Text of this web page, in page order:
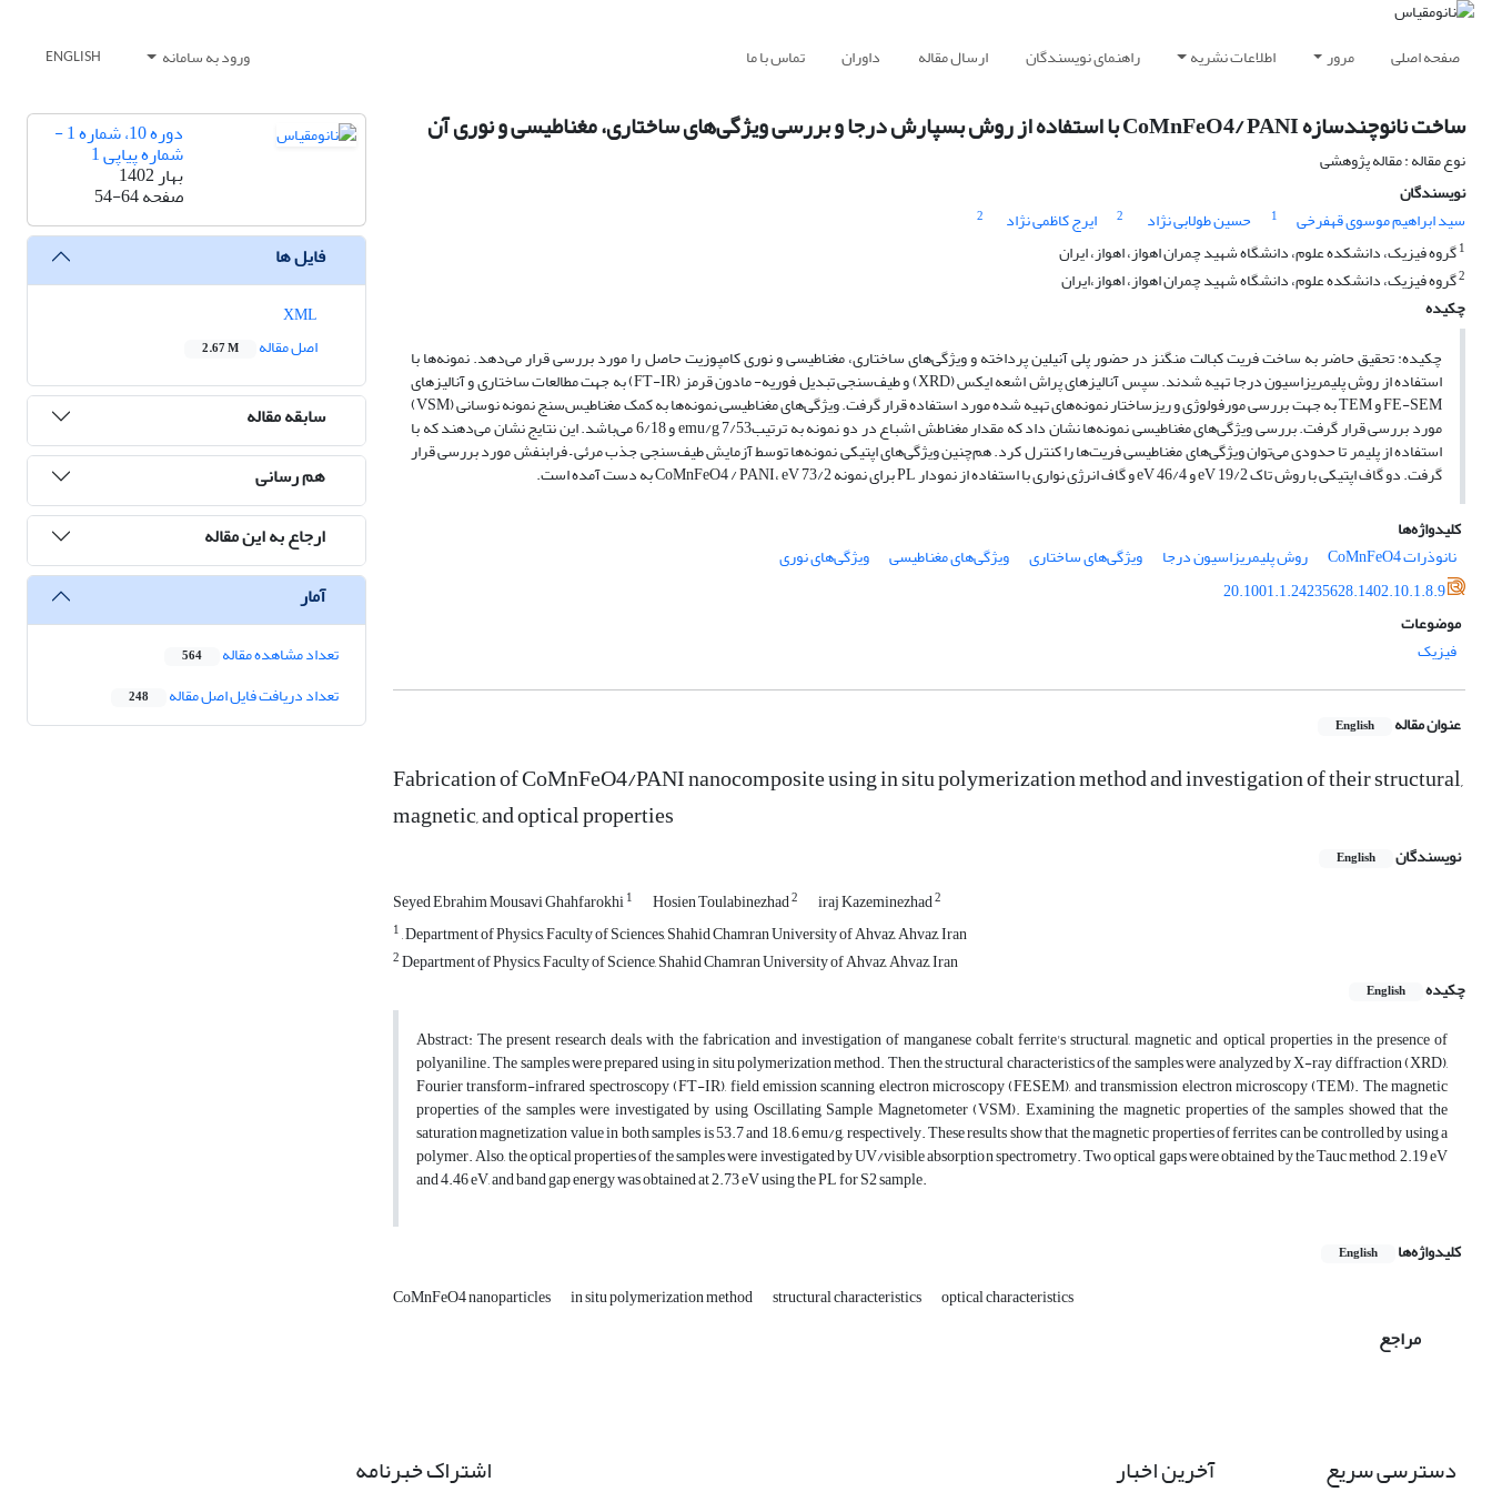
صفحه اصلی مرور اطلاعات نشریه راهنمای نویسندگان ارسال مقاله داوران تماس با ما ورود به سامانه ENGLISH
ساخت نانوچندسازه CoMnFeO4/ PANI با استفاده از روش بسپارش درجا و بررسی ویژگی‌های ساختاری، مغناطیسی و نوری آن
نوع مقاله : مقاله پژوهشی
نویسندگان
سید ابراهیم موسوی قهفرخی
1 حسین طولابی نژاد 2 ایرج کاظمی نژاد
2
1گروه فیزیک، دانشکده علوم، دانشگاه شهید چمران اهواز، اهواز، ایران
2گروه فیزیک، دانشکده علوم، دانشگاه شهید چمران اهواز، اهواز،ایران
چکیده
چکیده: تحقیق حاضر به ساخت فریت کبالت منگنز در حضور پلی آنیلین پرداخته و ویژگی‌های ساختاری، مغناطیسی و نوری کامپوزیت حاصل را مورد بررسی قرار می‌دهد. نمونه‌ها با
استفاده از روش پلیمریزاسیون درجا تهیه شدند. سپس آنالیزهای پراش اشعه ایکس (XRD) و طیف‌سنجی تبدیل فوریه- مادون قرمز (FT-IR) به جهت مطالعات ساختاری و آنالیزهای
FE-SEM و TEM به جهت بررسی مورفولوژی و ریزساختار نمونه‌های تهیه شده مورد استفاده قرار گرفت. ویژگی‌های مغناطیسی نمونه‌ها به کمک مغناطیس‌سنج نمونه نوسانی (VSM)
مورد بررسی قرار گرفت. بررسی ویژگی‌های مغناطیسی نمونه‌ها نشان داد که مقدار مغناطش اشباع در دو نمونه به ترتیبemu/g 7/53 و 6/18 می‌باشد. این نتایج نشان می‌دهند که با
استفاده از پلیمر تا حدودی می‌توان ویژگی‌های مغناطیسی فریت‌ها را کنترل کرد. هم‌چنین ویژگی‌های اپتیکی نمونه‌ها توسط آزمایش طیف‌سنجی جذب مرئی – فرابنفش مورد بررسی قرار
گرفت. دو گاف اپتیکی با روش تاک eV 19/2 و eV 46/4 و گاف انرژی نواری با استفاده از نمودار PL برای نمونه CoMnFeO4 / PANI، eV 73/2 به دست آمده است.
کلیدواژه‌ها
نانوذرات CoMnFeO4
روش پلیمریزاسیون درجا ویژگی‌های ساختاری ویژگی‌های مغناطیسی
ویژگی‌های نوری
20.1001.1.24235628.1402.10.1.8.9
موضوعات
فیزیک
عنوان مقاله English
Fabrication of CoMnFeO4/PANI nanocomposite using in situ polymerization method and investigation of their structural,
magnetic, and optical properties
نویسندگان English
Seyed Ebrahim Mousavi Ghahfarokhi1 Hosien Toulabinezhad2 iraj Kazeminezhad2
1, Department of Physics, Faculty of Sciences, Shahid Chamran University of Ahvaz, Ahvaz, Iran
2Department of Physics, Faculty of Science, Shahid Chamran University of Ahvaz, Ahvaz, Iran
چکیده
English
Abstract: The present research deals with the fabrication and investigation of manganese cobalt ferrite's structural, magnetic and optical properties in the presence of
polyaniline. The samples were prepared using in situ polymerization method. Then, the structural characteristics of the samples were analyzed by X-ray diffraction (XRD),
Fourier transform-infrared spectroscopy (FT-IR), field emission scanning electron microscopy (FESEM), and transmission electron microscopy (TEM). The magnetic
properties of the samples were investigated by using Oscillating Sample Magnetometer (VSM). Examining the magnetic properties of the samples showed that the
saturation magnetization value in both samples is 53.7 and 18.6 emu/g, respectively. These results show that the magnetic properties of ferrites can be controlled by using a
polymer. Also, the optical properties of the samples were investigated by UV/visible absorption spectrometry. Two optical gaps were obtained by the Tauc method, 2.19 eV
and 4.46 eV, and band gap energy was obtained at 2.73 eV using the PL for S2 sample.
کلیدواژه‌ها English
CoMnFeO4 nanoparticles in situ polymerization method structural characteristics optical characteristics
مراجع
دوره 10، شماره 1 -
شماره پیاپی 1
بهار 1402
صفحه54-64
فایل ها
اصل مقاله
2.67 M
سابقه مقاله
هم رسانی
ارجاع به این مقاله
آمار
تعداد مشاهده مقاله 564
تعداد دریافت فایل اصل مقاله 248
دسترسی سریع آخرین اخبار اشتراک خبرنامه